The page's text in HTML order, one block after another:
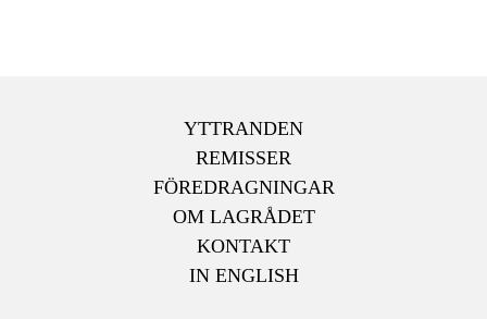
YTTRANDEN
REMISSER
FÖREDRAGNINGAR
OM LAGRÅDET
KONTAKT
IN ENGLISH